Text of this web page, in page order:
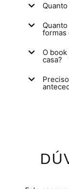
formas
O
casa?